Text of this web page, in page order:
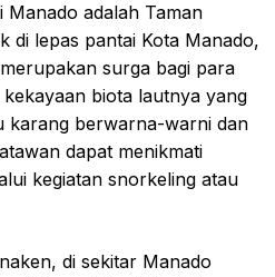
Manado adalah Taman
di lepas pantai Kota Manado,
surga bagi para
biota lautnya yang
karang berwarna-warni dan
dapat menikmati
kegiatan snorkeling atau
di sekitar Manado